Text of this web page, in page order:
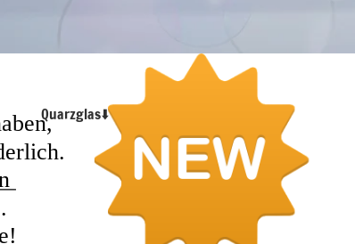
Borosilikatglas Kugelschliff
Borosilikatglas Platten
Borosilikatglas Röhren und
Stäbe
Quarzglas⬇️